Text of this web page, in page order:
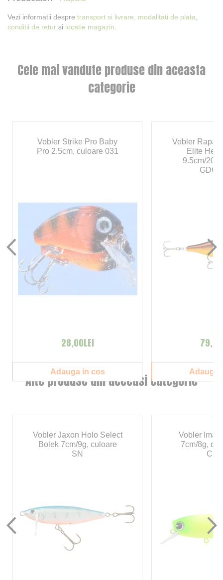
Vezi informatii despre transport si livrare, modalitati de plata
conditii de retur si locatie magazin
Alte produse din aceeasi categorie
Vobler Jaxon Holo Select
Bolek 7cm/9g, culoare
SN
Vobler Ima
7cm/8g,
Cele mai vandute produse din aceasta
categorie
Vobler Strike Pro Baby
Pro 2.5cm, culoare 031
28,00LEI
Adauga in cos
Vobler
Elite
9.5cm/
Adauga